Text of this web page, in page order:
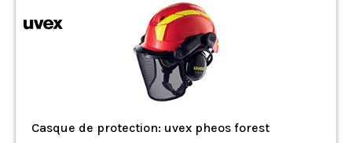
Casque de protection: uvex pheos forest